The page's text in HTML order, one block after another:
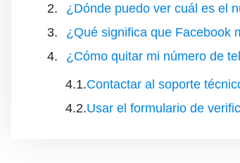
¿Dónde puedo ver cuál es el
¿Qué significa que Facebook
¿Cómo quitar mi número de
Contactar al soporte
Usar el formulario de